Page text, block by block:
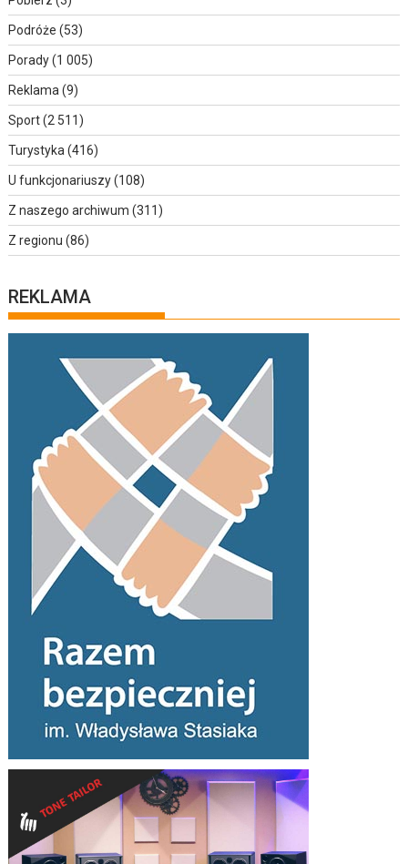
Podróże (53)
Porady(1 005)
Reklama (9)
Sport(2 511)
Turystyka (416)
U funkcjonariuszy(108)
Z naszego archiwum (311)
Z regionu (86)
REKLAMA